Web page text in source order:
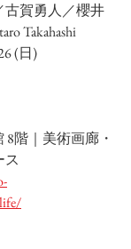
古賀勇人／櫻井
Takahashi
(日)
8階｜美術画廊・
ス